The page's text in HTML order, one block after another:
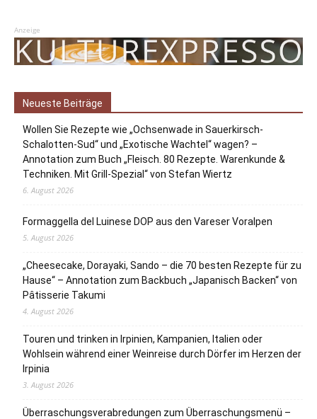
Anzeige
Neueste Beiträge
Wollen Sie Rezepte wie „Ochsenwade in Sauerkirsch-
Schalotten-Sud“ und „Exotische Wachtel“ wagen? –
Annotation zum Buch „Fleisch. 80 Rezepte. Warenkunde &
Techniken. Mit Grill-Spezial“ von Stefan Wiertz
6. August 2026
Formaggella del Luinese DOP aus den Vareser Voralpen
5. August 2026
„Cheesecake, Dorayaki, Sando – die 70 besten Rezepte für zu
Hause“ – Annotation zum Backbuch „Japanisch Backen“ von
Pâtisserie Takumi
4. August 2026
Touren und trinken in Irpinien, Kampanien, Italien oder
Wohlsein während einer Weinreise durch Dörfer im Herzen der
Irpinia
3. August 2026
Überraschungsverabredungen zum Überraschungsmenü –